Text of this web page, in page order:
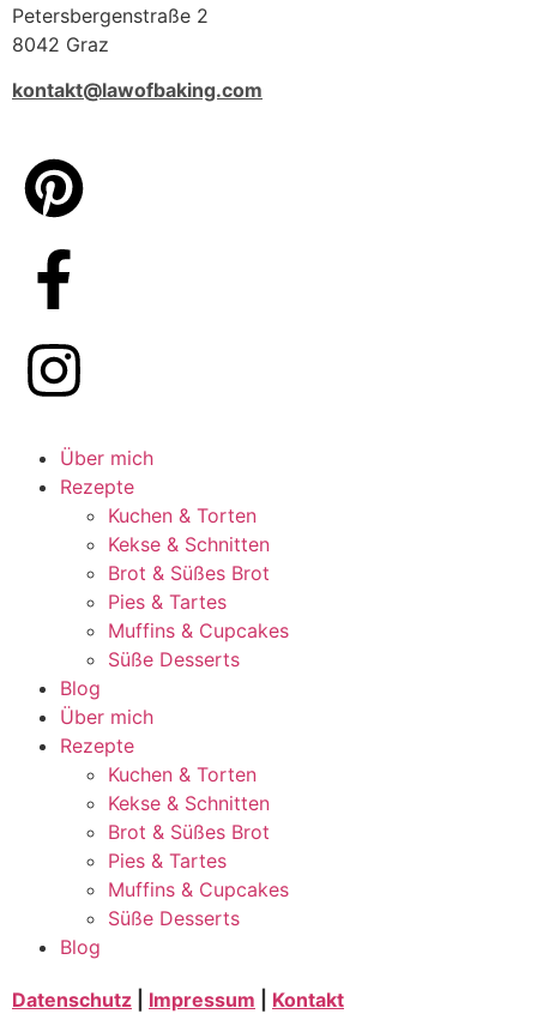
Petersbergenstraße 2
8042 Graz
kontakt@lawofbaking.com
Über mich
Rezepte
Kuchen & Torten
Kekse & Schnitten
Brot & Süßes Brot
Pies & Tartes
Muffins & Cupcakes
Süße Desserts
Blog
Über mich
Rezepte
Kuchen & Torten
Kekse & Schnitten
Brot & Süßes Brot
Pies & Tartes
Muffins & Cupcakes
Süße Desserts
Blog
Datenschutz Impressum Kontakt